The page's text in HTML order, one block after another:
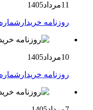
11مرداد1405
روزنامه خریدارشماره 2200
10مرداد1405
روزنامه خریدارشماره2199